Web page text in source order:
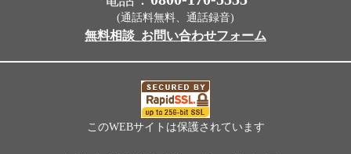
(通話料無料、通話録音)
無料相談_お問い合わせフォーム
このWEBサイトは保護されています